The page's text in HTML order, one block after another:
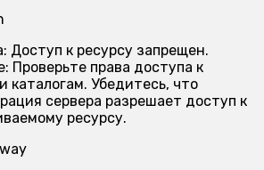
Доступ к ресурсу запрещен.
Проверьте права доступа к
каталогам. Убедитесь, что
сервера разрешает доступ к
ресурсу.